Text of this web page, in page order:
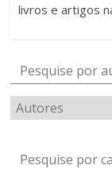
livros e artigos
Pesquise por
Pesquise por